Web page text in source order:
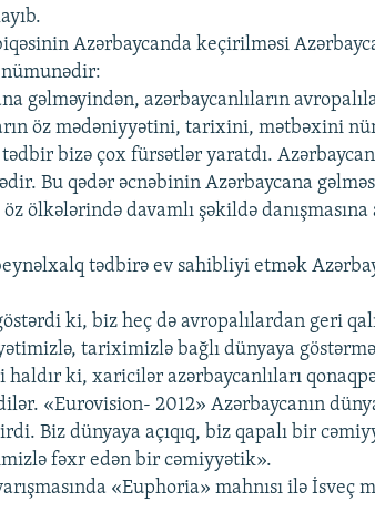
Azərbaycanda keçirilməsi
gəlməyindən, azərbaycanlıların
öz mədəniyyətini, tarixini, mətbəxini
bizə çox fürsətlər yaratdı.
Bu qədər əcnəbinin Azərbaycana
ölkələrində davamlı şəkildə danışmasına
tədbirə ev sahibliyi etmək
ki, biz heç də avropalılardan geri
tariximizlə bağlı dünyaya
ki, xaricilər azərbaycanlıları
«Eurovision- 2012» Azərbaycanın
Biz dünyaya açıqıq, biz qapalı bir
fəxr edən bir cəmiyyətik».
«Euphoria» mahnısı ilə İsveç